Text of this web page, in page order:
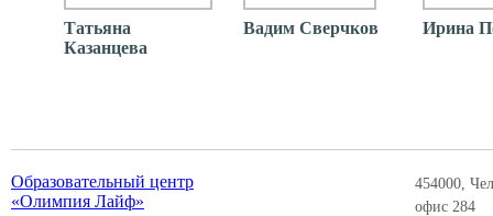
Татьяна
Казанцева
Вадим Сверчков Ирина
Образовательный центр
«Олимпия Лайф»
454000,
офис 284